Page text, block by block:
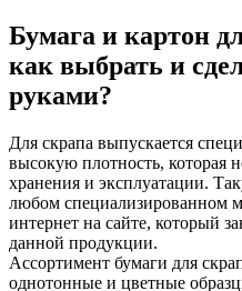
Бумага и картон
как выбрать и
руками?
Для скрапа выпускается
высокую плотность, которая
хранения и эксплуатации.
любом специализированном
интернет на сайте, который
данной продукции.
Ассортимент бумаги для
однотонные и цветные